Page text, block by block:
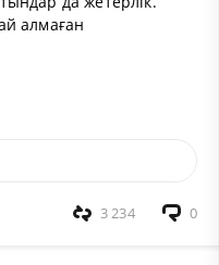
алмаған
0
3 234